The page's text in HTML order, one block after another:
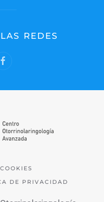
REDES
DE PRIVACIDAD